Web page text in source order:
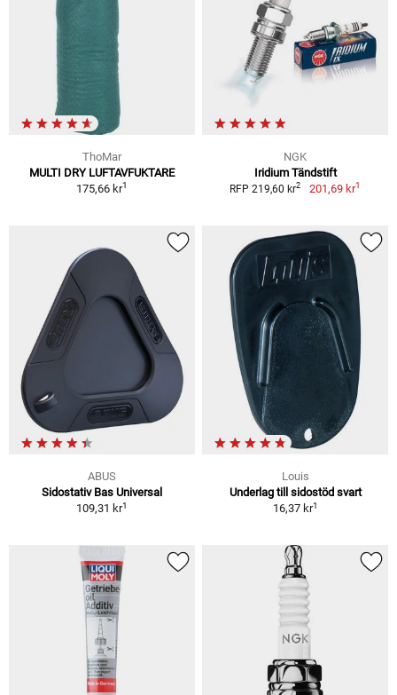
ThoMar
MULTI DRY LUFTAVFUKTARE
175,66 kr1
NGK
Iridium Tändstift
RFP 219,60 kr2 201,69 kr1
ABUS
Sidostativ Bas Universal
109,31 kr1
Louis
Underlag till sidostöd svart
16,37 kr1